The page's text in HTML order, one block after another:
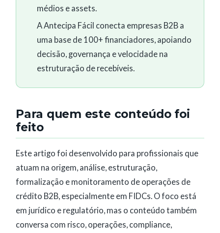
médios e assets.
A Antecipa Fácil conecta empresas B2B a
uma base de 100+ financiadores, apoiando
decisão, governança e velocidade na
estruturação de recebíveis.
Para quem este conteúdo foi
feito
Este artigo foi desenvolvido para profissionais que
atuam na origem, análise, estruturação,
formalização e monitoramento de operações de
crédito B2B, especialmente em FIDCs. O foco está
em jurídico e regulatório, mas o conteúdo também
conversa com risco, operações, compliance,